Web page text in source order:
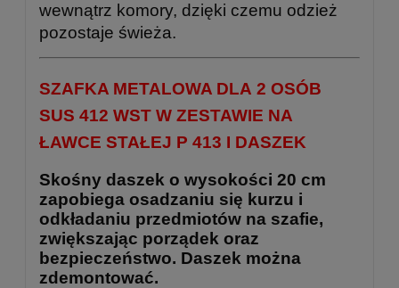
wewnątrz komory, dzięki czemu odzież
pozostaje świeża.
SZAFKA METALOWA DLA 2 OSÓB
SUS 412 WST W ZESTAWIE NA
ŁAWCE STAŁEJ P 413 I DASZEK
Skośny daszek o wysokości 20 cm
zapobiega osadzaniu się kurzu i
odkładaniu przedmiotów na szafie,
zwiększając porządek oraz
bezpieczeństwo. Daszek można
zdemontować.